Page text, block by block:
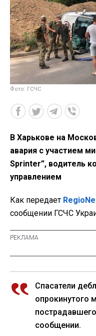
Фото: ГСЧС
В Харькове на
авария с участием
Sprinter”, водитель
управлением
Как передает
сообщении ГСЧС
Спасатели
опрокинутого
сообщении.